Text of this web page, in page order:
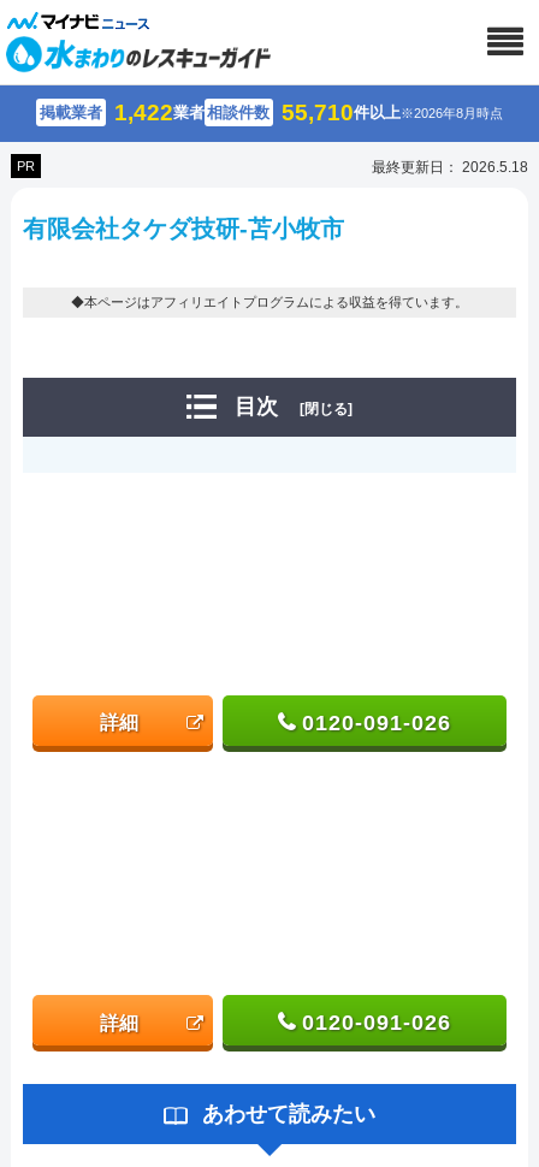
掲載業者 1,422業者相談件数 55,710件以上※2026年8月時点
PR 最終更新日： 2026.5.18
有限会社タケダ技研-苫小牧市
◆本ページはアフィリエイトプログラムによる収益を得ています。
目次 [閉じる]
詳細 0120-091-026
詳細 0120-091-026
あわせて読みたい